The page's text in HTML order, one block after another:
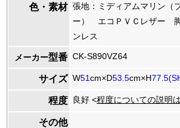
色・素材 張地：ミディアムマリン（
ー） エコＰＶＣレザー
ンレス
メーカー型番 CK-S890VZ64
サイズ W51cm×D53.5cm×H
程度 良好 <程度についての説明
その他